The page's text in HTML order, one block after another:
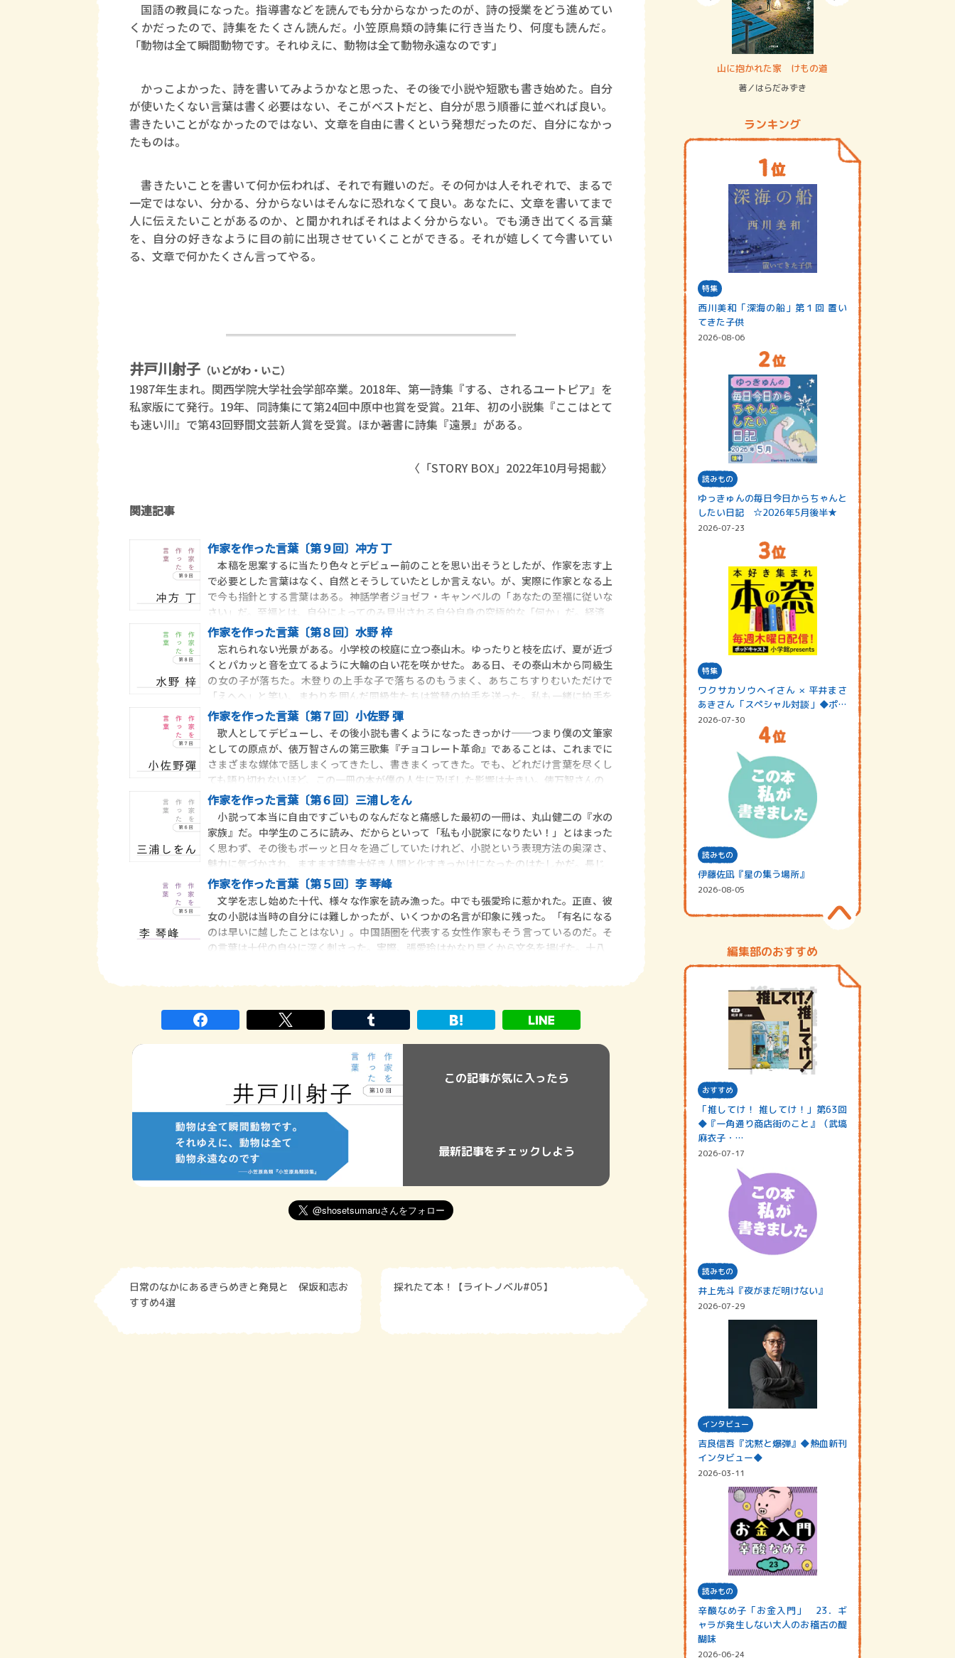
国語の教員になった。指導書などを読んでも分からなかったのが、詩の授業をどう進めてい
くかだったので、詩集をたくさん読んだ。小笠原鳥類の詩集に行き当たり、何度も読んだ。
「動物は全て瞬間動物です。それゆえに、動物は全て動物永遠なのです」
かっこよかった、詩を書いてみようかなと思った、その後で小説や短歌も書き始めた。自分
が使いたくない言葉は書く必要はない、そこがベストだと、自分が思う順番に並べれば良い。
書きたいことがなかったのではない、文章を自由に書くという発想だったのだ、自分になかっ
たものは。
書きたいことを書いて何か伝われば、それで有難いのだ。その何かは人それぞれで、まるで
一定ではない、分かる、分からないはそんなに恐れなくて良い。あなたに、文章を書いてまで
人に伝えたいことがあるのか、と聞かれればそれはよく分からない。でも湧き出てくる言葉
を、自分の好きなように目の前に出現させていくことができる。それが嬉しくて今書いてい
る、文章で何かたくさん言ってやる。
井戸川射子 （いどがわ・いこ）
1987年生まれ。関西学院大学社会学部卒業。2018年、第一詩集『する、されるユートピア』を
私家版にて発行。19年、同詩集にて第24回中原中也賞を受賞。21年、初の小説集『ここはとて
も速い川』で第43回野間文芸新人賞を受賞。ほか著書に詩集『遠景』がある。
〈「STORY BOX」2022年10月号掲載〉
関連記事
作家を作った言葉〔第９回〕冲方 丁
本稿を思案するに当たり色々とデビュー前のことを思い出そうとしたが、作家を志す上
で必要とした言葉はなく、自然とそうしていたとしか言えない。が、実際に作家となる上
で今も指針とする言葉はある。神話学者ジョゼフ・キャンベルの「あなたの至福に従いな
さい」だ。至福とは、自分によってのみ見出される自分自身の究極的な「何か」だ。経済
作家を作った言葉〔第８回〕水野 梓
忘れられない光景がある。小学校の校庭に立つ泰山木。ゆったりと枝を広げ、夏が近づ
くとパカッと音を立てるように大輪の白い花を咲かせた。ある日、その泰山木から同級生
の女の子が落ちた。木登りの上手な子で落ちるのもうまく、あちこちすりむいただけで
「えへへ」と笑い、まわりを囲んだ同級生たちは賞賛の拍手を送った。私も一緒に拍手を
し
作家を作った言葉〔第７回〕小佐野 彈
歌人としてデビューし、その後小説も書くようになったきっかけ──つまり僕の文筆家
としての原点が、俵万智さんの第三歌集『チョコレート革命』であることは、これまでに
さまざまな媒体で話しまくってきたし、書きまくってきた。でも、どれだけ言葉を尽くし
ても語り切れないほど、この一冊の本が僕の人生に及ぼした影響は大きい。俵万智さんの
作家を作った言葉〔第６回〕三浦しをん
小説って本当に自由ですごいものなんだなと痛感した最初の一冊は、丸山健二の『水の
家族』だ。中学生のころに読み、だからといって「私も小説家になりたい！」とはまった
く思わず、その後もボーッと日々を過ごしていたけれど、小説という表現方法の奥深さ、
魅力に気づかされ、ますます読書大好き人間と化すきっかけになったのはたしかだ。長じ
作家を作った言葉〔第５回〕李 琴峰
文学を志し始めた十代、様々な作家を読み漁った。中でも張愛玲に惹かれた。正直、彼
女の小説は当時の自分には難しかったが、いくつかの名言が印象に残った。「有名になる
のは早いに越したことはない」。中国語圏を代表する女性作家もそう言っているのだ。そ
の言葉は十代の自分に深く刺さった。実際、張愛玲はかなり早くから文名を揚げた。十八
この記事が気に入ったら
最新記事をチェックしよう
日常のなかにあるきらめきと発見と 保坂和志お
すすめ4選
採れたて本！【ライトノベル#05】
著／デボラ・イン…
山に抱かれた家 けもの道
著／はらだみずき
ランキング
特集
西川美和「深海の船」第１回 置い
てきた子供
2026-08-06
読みもの
ゆっきゅんの毎日今日からちゃんと
したい日記 ☆2026年5月後半★
2026-07-23
特集
ワクサカソウヘイさん × 平井まさ
あきさん「スペシャル対談」◆ポッ
ドキャスト…
2026-07-30
読みもの
伊藤佐凪『星の集う場所』
2026-08-05
編集部のおすすめ
おすすめ
「推してけ！ 推してけ！」第63回
◆『一角通り商店街のこと』（武塙
麻衣子・…
2026-07-17
読みもの
井上先斗『夜がまだ明けない』
2026-07-29
インタビュー
吉良信吾『沈黙と爆弾』◆熱血新刊
インタビュー◆
2026-03-11
読みもの
辛酸なめ子「お金入門」 23．ギ
ャラが発生しない大人のお稽古の醍
醐味
2026-06-24